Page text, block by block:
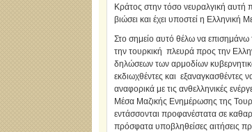
Κράτος στην τόσο νευραλγική αυτή
βιώσει και έχει υποστεί η Ελληνική
Στο σημείο αυτό θέλω να επισημάνω
την τουρκική πλευρά προς την
δηλώσεων των αρμοδίων
εκδιωχθέντες και εξαναγκασθέντες
αναφορικά με τις ανθελληνικές
Μέσα Μαζικής Ενημέρωσης της
εντάσσονται προφανέστατα σε
πρόσφατα υποβληθείσες αιτήσεις